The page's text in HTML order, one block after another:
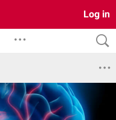
Log in